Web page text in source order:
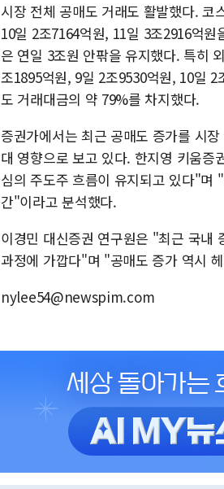
시장 전체 공매도 거래도 활발했다. 코
10일 2조7164억원, 11일 3조2916억
은 연일 3조원 안팎을 유지했다. 특히
조1895억원, 9일 2조9530억원, 10일
도 거래대금의 약 79%를 차지했다.
증권가에서는 최근 공매도 증가를 시
대 영향으로 보고 있다. 한지영 키움
심의 주도주 흐름이 유지되고 있다"며
간"이라고 분석했다.
이경민 대신증권 연구원은 "최근 국내
과정에 가깝다"며 "공매도 증가 역시
nylee54@newspim.com